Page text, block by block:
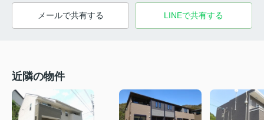
メールで共有する LINEで共有する
近隣の物件